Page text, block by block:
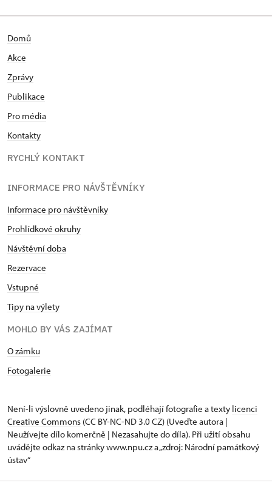
Domů
Akce
Zprávy
Publikace
Pro média
Kontakty
RYCHLÝ KONTAKT
INFORMACE PRO NÁVŠTĚVNÍKY
Informace pro návštěvníky
Prohlídkové okruhy
Návštěvní doba
Rezervace
Vstupné
Tipy na výlety
MOHLO BY VÁS ZAJÍMAT
O zámku
Fotogalerie
Není-li výslovně uvedeno jinak, podléhají fotografie a texty licenci
Creative Commons (CC BY-NC-ND 3.0 CZ) (Uveďte autora |
Neužívejte dílo komerčně | Nezasahujte do díla). Při užití obsahu
uvádějte odkaz na stránky www.npu.cz a „zdroj: Národní památkový
ústav“